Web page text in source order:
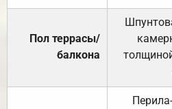
Пол террасы/
балкона